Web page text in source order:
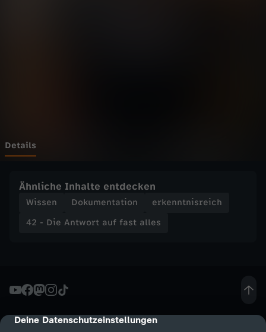
cmp-dialog-description
Deine Datenschutzeinstellungen
t
u
a
s
Details
Ähnliche Inhalte entdecken
Wissen Dokumentation
erkenntnisreich
42 - Die Antwort auf fast alles